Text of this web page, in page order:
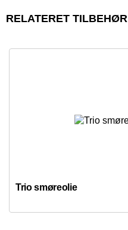
RELATERET TILBEHØR
Trio smøreolie